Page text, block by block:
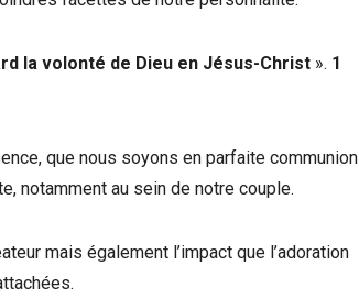
la volonté de Dieu en Jésus-Christ ». 1
que nous soyons en parfaite communion
notamment au sein de notre couple.
mais également l’impact que l’adoration